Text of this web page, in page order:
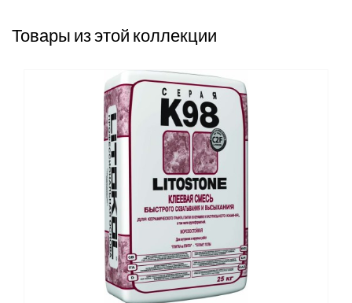
Товары из этой коллекции